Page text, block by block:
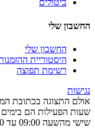
ביטולים
החשבון שלי
החשבון שלי
היסטוריית
רשימת תפוצה
נגישות
שישי מהשעה 09:00 עד 12:00.